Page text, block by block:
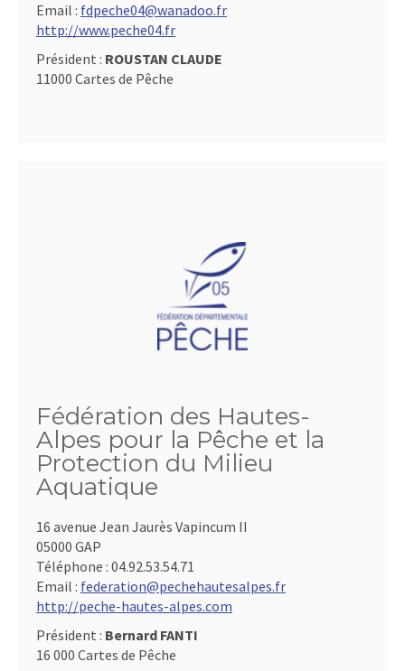
Email : fdpeche04@wanadoo.fr
http://www.peche04.fr
Président : ROUSTAN CLAUDE
11000 Cartes de Pêche
Fédération des Hautes-
Alpes pour la Pêche et la
Protection du Milieu
Aquatique
16 avenue Jean Jaurès Vapincum II
05000 GAP
Téléphone : 04.92.53.54.71
Email : federation@pechehautesalpes.fr
http://peche-hautes-alpes.com
Président : Bernard FANTI
16 000 Cartes de Pêche